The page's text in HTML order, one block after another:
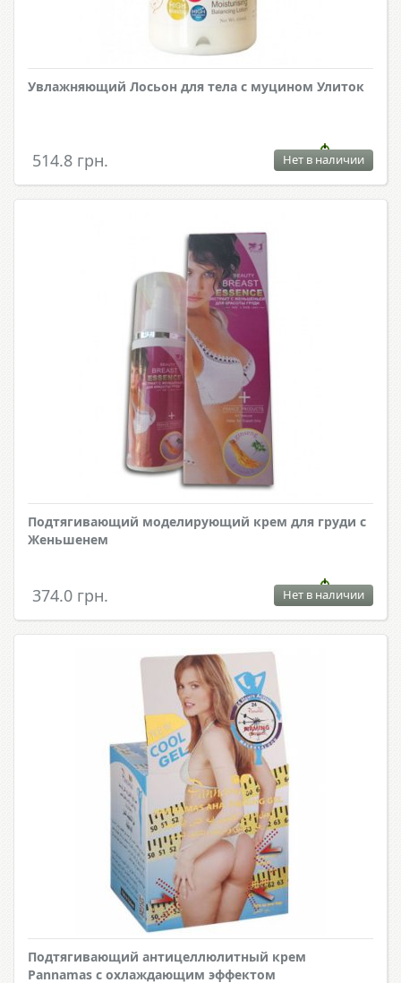
Увлажняющий Лосьон для тела с муцином Улиток
514.8 грн. Нет в наличии
Подтягивающий моделирующий крем для груди с
Женьшенем
374.0 грн. Нет в наличии
Подтягивающий антицеллюлитный крем
Pannamas с охлаждающим эффектом